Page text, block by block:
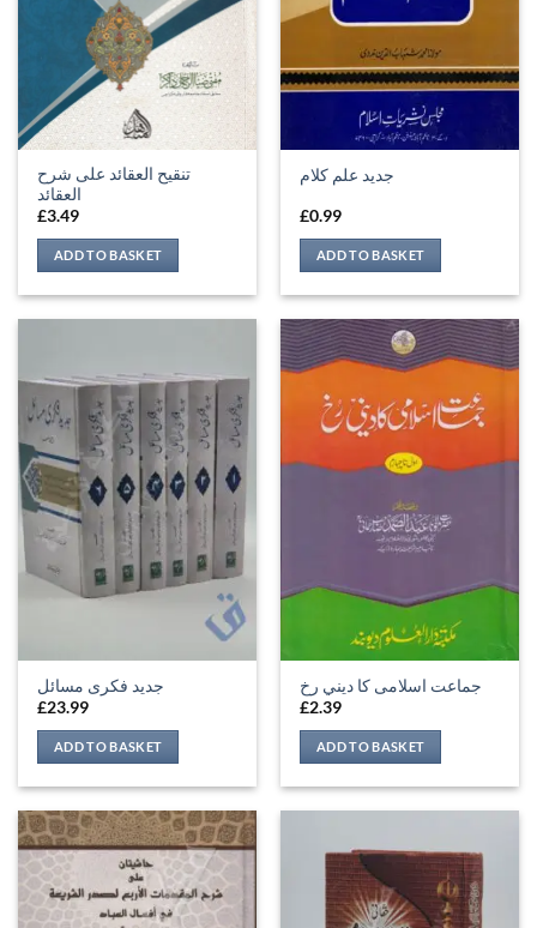
تنقيح العقائد على شرح
العقائد
£3.49
ADD TO BASKET
جدید علم کلام
£0.99
ADD TO BASKET
جدید فکری مسائل
£23.99
ADD TO BASKET
جماعت اسلامی كا ديني رخ
£2.39
ADD TO BASKET